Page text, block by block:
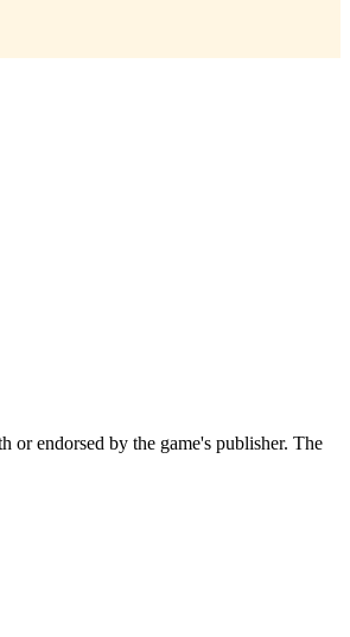
endorsed by the game's publisher. The